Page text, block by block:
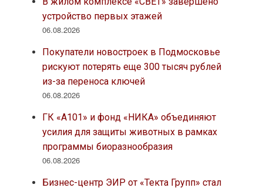
устройство первых этажей
06.08.2026
Покупатели новостроек в Подмосковье
рискуют потерять еще 300 тысяч рублей
из-за переноса ключей
06.08.2026
ГК «А101» и фонд «НИКА» объединяют
усилия для защиты животных в рамках
программы биоразнообразия
06.08.2026
Бизнес-центр ЭИР от «Текта Групп» стал